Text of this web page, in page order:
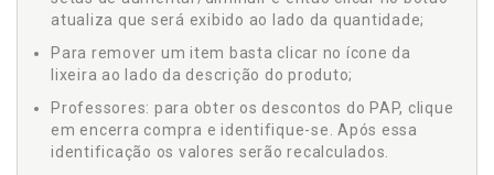
atualiza que será exibido ao lado da quantidade;
Para remover um item basta clicar no ícone da
lixeira ao lado da descrição do produto;
Professores: para obter os descontos do PAP, clique
em encerra compra e identifique-se. Após essa
identificação os valores serão recalculados.